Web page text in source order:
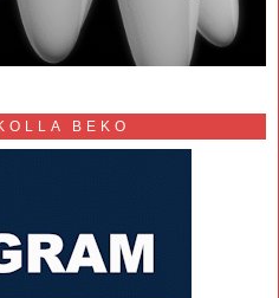
BEKO